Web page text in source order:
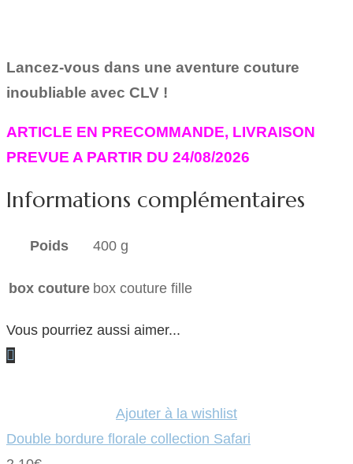
Lancez-vous dans une aventure couture
inoubliable avec CLV !
ARTICLE EN PRECOMMANDE, LIVRAISON
PREVUE A PARTIR DU 24/08/2026
Informations complémentaires
Poids 400 g
box couture box couture fille
Vous pourriez aussi aimer...
Ajouter à la wishlist
Double bordure florale collection Safari